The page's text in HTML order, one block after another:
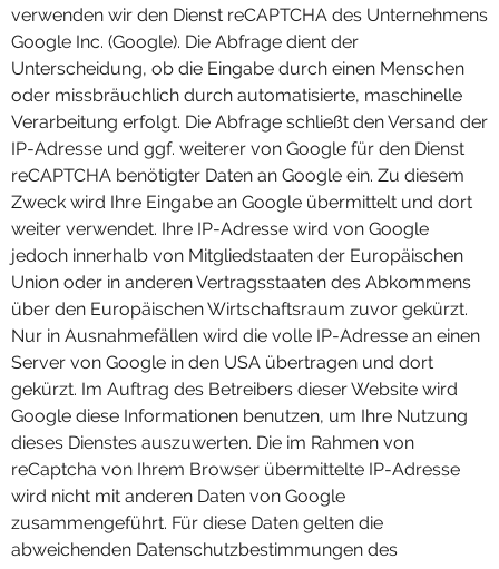
verwenden wir den Dienst reCAPTCHA des Unternehmens
Google Inc. (Google). Die Abfrage dient der
Unterscheidung, ob die Eingabe durch einen Menschen
oder missbräuchlich durch automatisierte, maschinelle
Verarbeitung erfolgt. Die Abfrage schließt den Versand der
IP-Adresse und ggf. weiterer von Google für den Dienst
reCAPTCHA benötigter Daten an Google ein. Zu diesem
Zweck wird Ihre Eingabe an Google übermittelt und dort
weiter verwendet. Ihre IP-Adresse wird von Google
jedoch innerhalb von Mitgliedstaaten der Europäischen
Union oder in anderen Vertragsstaaten des Abkommens
über den Europäischen Wirtschaftsraum zuvor gekürzt.
Nur in Ausnahmefällen wird die volle IP-Adresse an einen
Server von Google in den USA übertragen und dort
gekürzt. Im Auftrag des Betreibers dieser Website wird
Google diese Informationen benutzen, um Ihre Nutzung
dieses Dienstes auszuwerten. Die im Rahmen von
reCaptcha von Ihrem Browser übermittelte IP-Adresse
wird nicht mit anderen Daten von Google
zusammengeführt. Für diese Daten gelten die
abweichenden Datenschutzbestimmungen des